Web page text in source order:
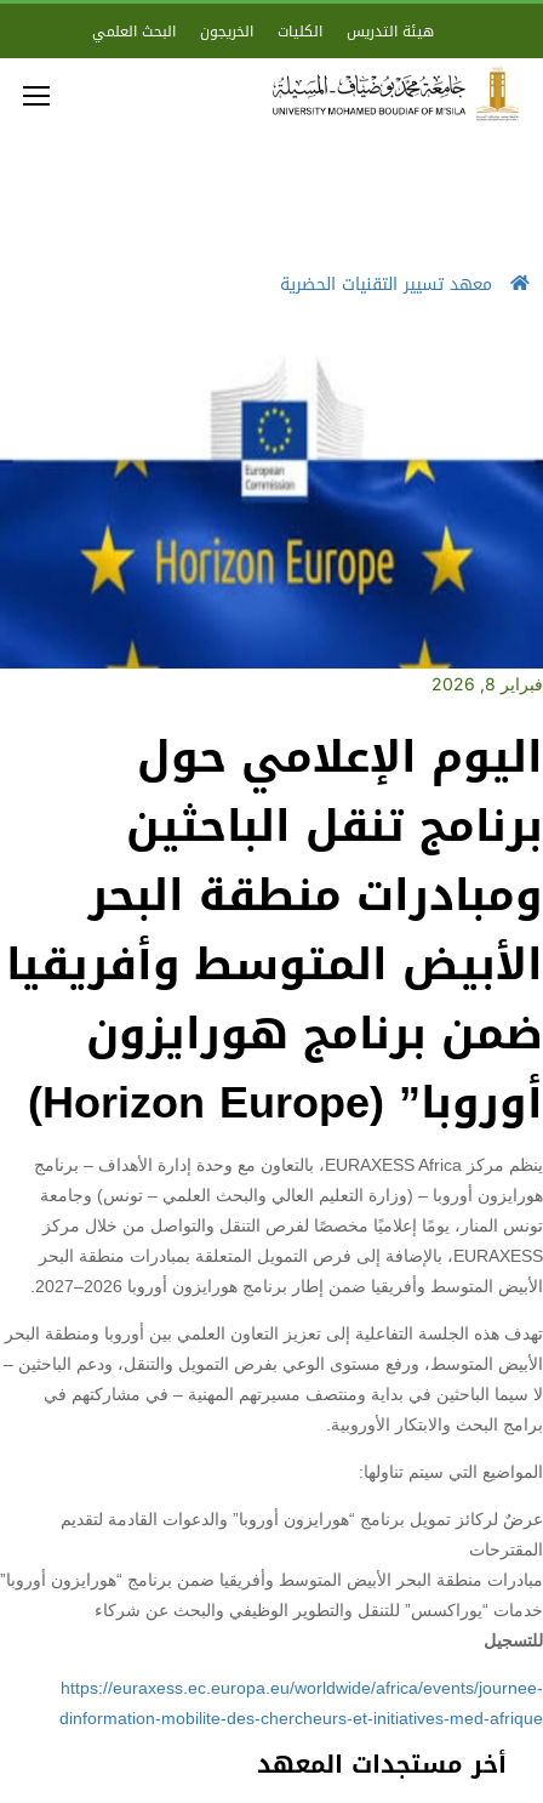
هيئة التدريس الكليات الخريجون البحث العلمي
معهد تسيير التقنيات الحضرية
أخر مستجدات المعهد
فبراير 8, 2026
اليوم الإعلامي حول
برنامج تنقل الباحثين
ومبادرات منطقة البحر
الأبيض المتوسط ​​وأفريقيا
ضمن برنامج هورايزون
أوروبا” (Horizon Europe)
ينظم مركز EURAXESS Africa، بالتعاون مع وحدة إدارة الأهداف – برنامج
هورايزون أوروبا – (وزارة التعليم العالي والبحث العلمي – تونس) وجامعة
تونس المنار، يومًا إعلاميًا مخصصًا لفرص التنقل والتواصل من خلال مركز
EURAXESS، بالإضافة إلى فرص التمويل المتعلقة بمبادرات منطقة البحر
الأبيض المتوسط ​​وأفريقيا ضمن إطار برنامج هورايزون أوروبا 2026–2027.
تهدف هذه الجلسة التفاعلية إلى تعزيز التعاون العلمي بين أوروبا ومنطقة البحر
الأبيض المتوسط، ورفع مستوى الوعي بفرص التمويل والتنقل، ودعم الباحثين –
لا سيما الباحثين في بداية ومنتصف مسيرتهم المهنية – في مشاركتهم في
برامج البحث والابتكار الأوروبية.
المواضيع التي سيتم تناولها:
عرضٌ لركائز تمويل برنامج “هورايزون أوروبا” والدعوات القادمة لتقديم
المقترحات
مبادرات منطقة البحر الأبيض المتوسط ​​وأفريقيا ضمن برنامج “هورايزون أوروبا”
خدمات “يوراكسس” للتنقل والتطوير الوظيفي والبحث عن شركاء
للتسجيل
https://euraxess.ec.europa.eu/worldwide/africa/events/journee-
dinformation-mobilite-des-chercheurs-et-initiatives-med-afrique